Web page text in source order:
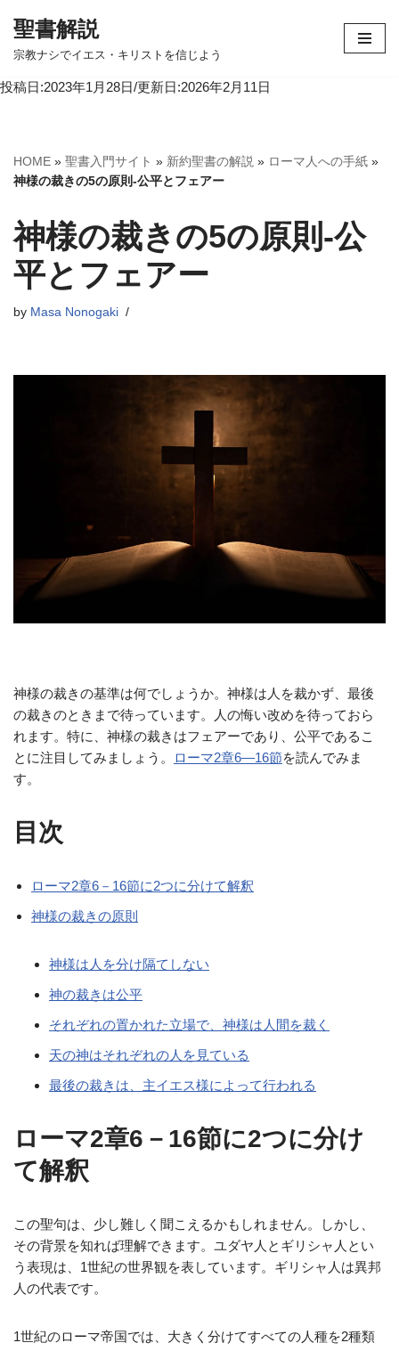
コ
テ
へ
ス
ッ
プ
聖書解説
宗教ナシでイエス・キリストを信じよう
投稿日:2023年1月28日/更新日:2026年2月11日
HOME » 聖書入門サイト » 新約聖書の解説 » ローマ人への手紙 »
神様の裁きの5の原則-公平とフェアー
神様の裁きの5の原則-公
平とフェアー
by Masa Nonogaki
神様の裁きの基準は何でしょうか。神様は人を裁かず、最後
の裁きのときまで待っています。人の悔い改めを待っておら
れます。特に、神様の裁きはフェアーであり、公平であるこ
とに注目してみましょう。
ローマ2章6—16節を読んでみま
す。
目次
ローマ2章6－16節に2つに分けて解釈
神様の裁きの原則
神様は人を分け隔てしない
神の裁きは公平
それぞれの置かれた立場で、神様は人間を裁く
天の神はそれぞれの人を見ている
最後の裁きは、主イエス様によって行われる
ローマ2章6－16節に2つに分け
て解釈
この聖句は、少し難しく聞こえるかもしれません。しかし、
その背景を知れば理解できます。ユダヤ人とギリシャ人とい
う表現は、1世紀の世界観を表しています。ギリシャ人は異邦
人の代表です。
1世紀のローマ帝国では、大きく分けてすべての人種を2種類